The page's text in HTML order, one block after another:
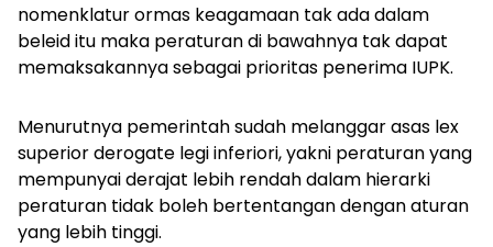
nomenklatur ormas keagamaan tak ada dalam
beleid itu maka peraturan di bawahnya tak dapat
memaksakannya sebagai prioritas penerima IUPK.
Menurutnya pemerintah sudah melanggar asas lex
superior derogate legi inferiori, yakni peraturan yang
mempunyai derajat lebih rendah dalam hierarki
peraturan tidak boleh bertentangan dengan aturan
yang lebih tinggi.